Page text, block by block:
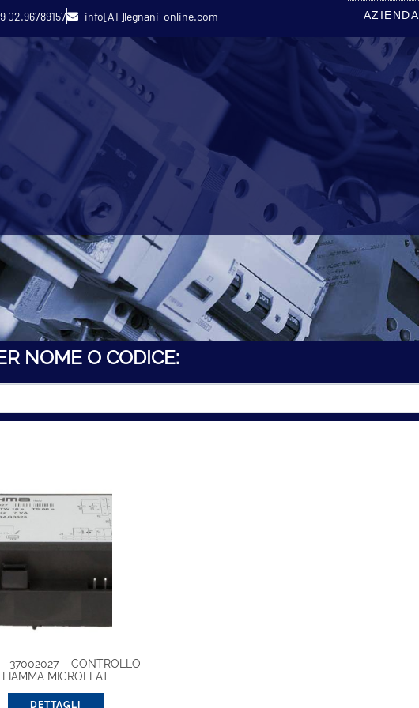
02.96789157 info[AT]legnani-online.com AZIENDA
NOME O CODICE:
37002027 – CONTROLLO
FIAMMA MICROFLAT
DETTAGLI